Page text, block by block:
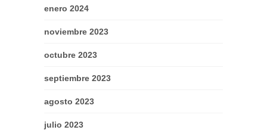
enero 2024
noviembre 2023
octubre 2023
septiembre 2023
agosto 2023
julio 2023